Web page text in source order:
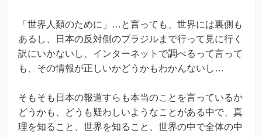
「世界人類のために」…と言っても、世界には裏側も
あるし、日本の反対側のブラジルまで行って見に行く
訳にいかないし、インターネットで調べるって言って
も、その情報が正しいかどうかもわかんないし…
そもそも日本の報道すらも本当のことを言っているか
どうかも、どうも疑わしいようなことがある中で、真
理を知ること、世界を知ること、世界の中で全体の中